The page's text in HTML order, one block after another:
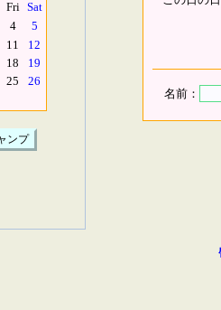
Fri Sat
4
5
11
12
18
19
25
26
名前：